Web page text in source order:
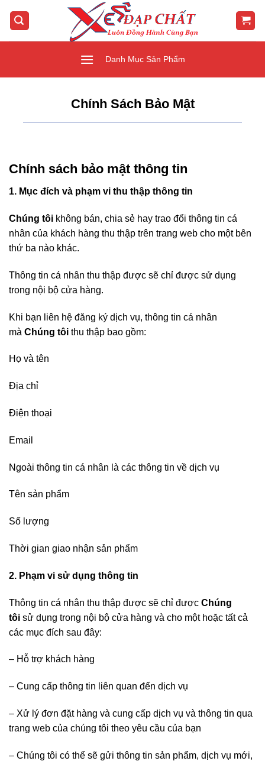
qua
Danh Mục Sản Phẩm
Chính Sách Bảo Mật
Chính sách bảo mật thông tin
1. Mục đích và phạm vi thu thập thông tin
Chúng tôi không bán, chia sẻ hay trao đổi thông tin cá
nhân của khách hàng thu thập trên trang web cho một bên
thứ ba nào khác.
Thông tin cá nhân thu thập được sẽ chỉ được sử dụng
trong nội bộ cửa hàng.
Khi bạn liên hệ đăng ký dịch vụ, thông tin cá nhân
mà Chúng tôi thu thập bao gồm:
Họ và tên
Địa chỉ
Điện thoại
Email
Ngoài thông tin cá nhân là các thông tin về dịch vụ
Tên sản phẩm
Số lượng
Thời gian giao nhận sản phẩm
2. Phạm vi sử dụng thông tin
Thông tin cá nhân thu thập được sẽ chỉ được Chúng
tôi sử dụng trong nội bộ cửa hàng và cho một hoặc tất cả
các mục đích sau đây:
– Hỗ trợ khách hàng
– Cung cấp thông tin liên quan đến dịch vụ
– Xử lý đơn đặt hàng và cung cấp dịch vụ và thông tin qua
trang web của chúng tôi theo yêu cầu của bạn
– Chúng tôi có thể sẽ gửi thông tin sản phẩm, dịch vụ mới,